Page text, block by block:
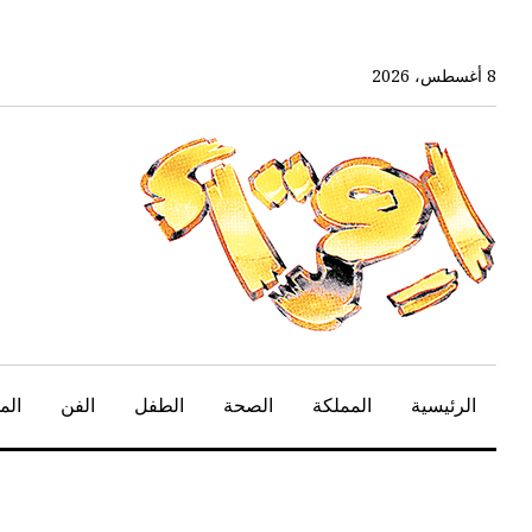
المحتوى
الرئيسي
8 أغسطس، 2026
الرئيسية المملكة الصحة الطفل الفن